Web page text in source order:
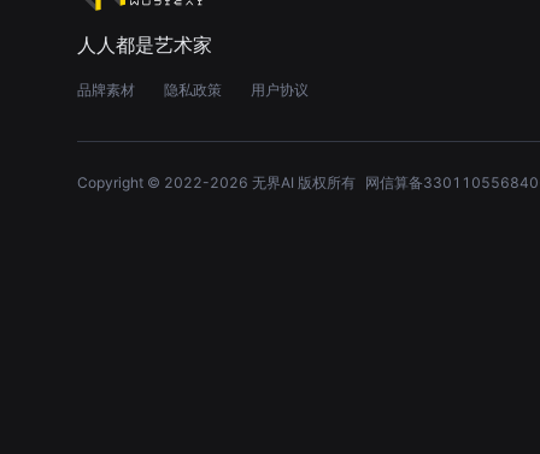
人人都是艺术家
品牌素材 隐私政策 用户协议
Copyright © 2022-2026 无界AI 版权所有 网信算备